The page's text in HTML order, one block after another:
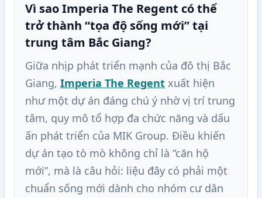
Vì sao Imperia The Regent có thể
trở thành “tọa độ sống mới” tại
trung tâm Bắc Giang?
Giữa nhịp phát triển mạnh của đô thị Bắc
Giang, Imperia The Regent xuất hiện
như một dự án đáng chú ý nhờ vị trí trung
tâm, quy mô tổ hợp đa chức năng và dấu
ấn phát triển của MIK Group. Điều khiến
dự án tạo tò mò không chỉ là “căn hộ
mới”, mà là câu hỏi: liệu đây có phải một
chuẩn sống mới dành cho nhóm cư dân